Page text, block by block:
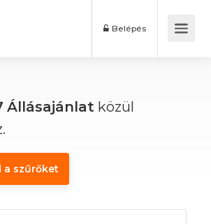
Belépés
Állásajánlat közül
a szűrőket